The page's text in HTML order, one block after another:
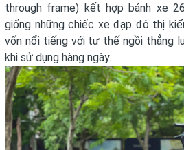
through frame) kết hợp bánh xe
giống những chiếc xe đạp đô thị
vốn nổi tiếng với tư thế ngồi thẳng
khi sử dụng hàng ngày.